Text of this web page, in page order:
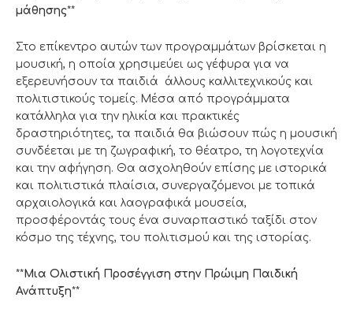
μάθησης**
Στο επίκεντρο αυτών των προγραμμάτων βρίσκεται η
μουσική, η οποία χρησιμεύει ως γέφυρα για να
εξερευνήσουν τα παιδιά άλλους καλλιτεχνικούς και
πολιτιστικούς τομείς. Μέσα από προγράμματα
κατάλληλα για την ηλικία και πρακτικές
δραστηριότητες, τα παιδιά θα βιώσουν πώς η μουσική
συνδέεται με τη ζωγραφική, το θέατρο, τη λογοτεχνία
και την αφήγηση. Θα ασχοληθούν επίσης με ιστορικά
και πολιτιστικά πλαίσια, συνεργαζόμενοι με τοπικά
αρχαιολογικά και λαογραφικά μουσεία,
προσφέροντάς τους ένα συναρπαστικό ταξίδι στον
κόσμο της τέχνης, του πολιτισμού και της ιστορίας.
** Μια Ολιστική Προσέγγιση στην Πρώιμη Παιδική
Ανάπτυξη**